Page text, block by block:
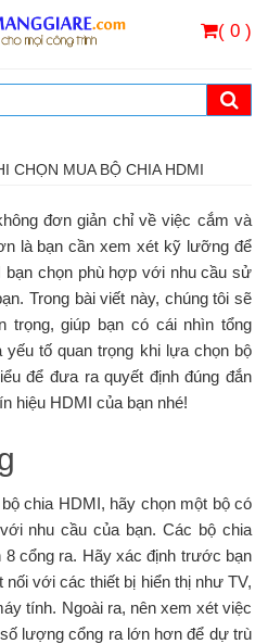
( 0 )
CHỌN MUA BỘ CHIA HDMI
đơn giản chỉ về việc cắm và
là bạn cần xem xét kỹ lưỡng để
bạn chọn phù hợp với nhu cầu sử
Trong bài viết này, chúng tôi sẽ
trọng, giúp bạn có cái nhìn tổng
tố quan trọng khi lựa chọn bộ
để đưa ra quyết định đúng đắn
hiệu HDMI của bạn nhé!
chia HDMI, hãy chọn một bộ có
nhu cầu của bạn. Các bộ chia
cổng ra. Hãy xác định trước bạn
nối với các thiết bị hiển thị như TV,
tính. Ngoài ra, nên xem xét việc
lượng cổng ra lớn hơn để dự trù